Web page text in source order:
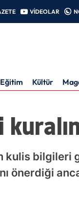
VİDEOLAR
Eğitim Kültür
kulis bilgileri
önerdiği